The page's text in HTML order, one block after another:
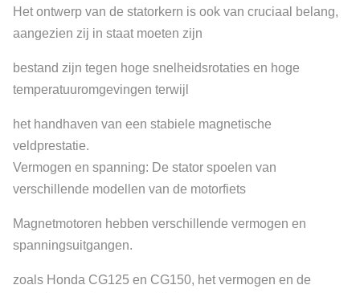
Het ontwerp van de statorkern is ook van cruciaal belang,
aangezien zij in staat moeten zijn
bestand zijn tegen hoge snelheidsrotaties en hoge
temperatuuromgevingen terwijl
het handhaven van een stabiele magnetische
veldprestatie.
Vermogen en spanning: De stator spoelen van
verschillende modellen van de motorfiets
Magnetmotoren hebben verschillende vermogen en
spanningsuitgangen.
zoals Honda CG125 en CG150, het vermogen en de